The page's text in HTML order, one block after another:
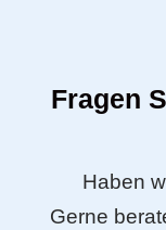
Fragen
Haben
Gerne